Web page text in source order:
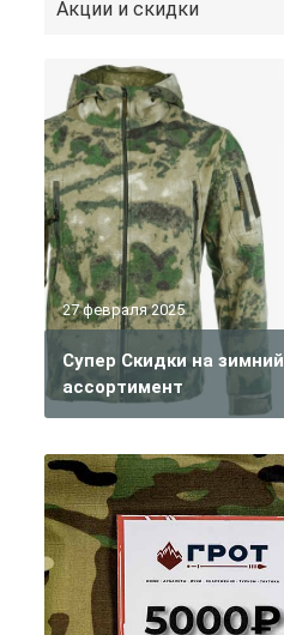
Акции и скидки
27 февраля 2025
Супер Скидки на зимний
ассортимент